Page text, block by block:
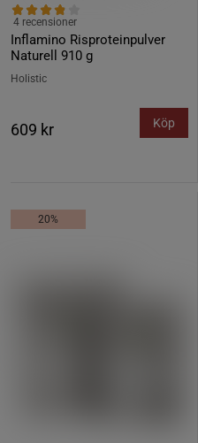
Inflamino Risproteinpulver
Naturell 910 g
4 recensioner
Holistic
609 kr Köp
20%